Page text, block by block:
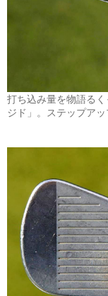
打ち込み量を物語る
ジド」。ステップア